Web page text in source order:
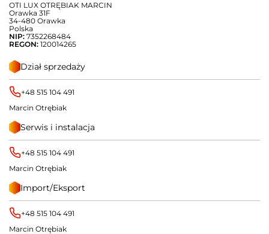
OTI LUX OTRĘBIAK MARCIN
Orawka 31F
34-480 Orawka
Polska
NIP: 7352268484
REGON: 120014265
Dział sprzedaży
+48 515 104 491
Marcin Otrębiak
Serwis i instalacja
+48 515 104 491
Marcin Otrębiak
Import/Eksport
+48 515 104 491
Marcin Otrębiak